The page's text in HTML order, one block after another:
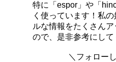
特に「espor」や「
く使っています！私
ルな情報をたくさん
ので、是非参考にして
＼フォロー